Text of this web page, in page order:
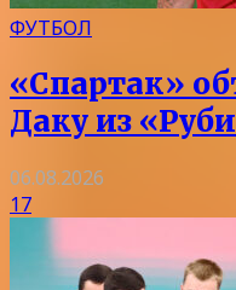
ФУТБОЛ
«Спартак»
Даку из
06.08.2026
17